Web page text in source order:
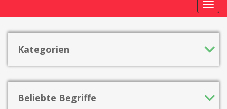
Kategorien
Beliebte Begriffe